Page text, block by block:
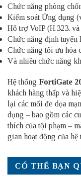
Chức năng phòng
Kiểm soát Ứng dụng
Hỗ trợ VoIP (H.323. và
Chức năng định tuyến
Chức năng tối ưu hóa
Và nhiều chức năng
Hệ thống FortiGate
khách hàng thấp và
lại các mối đe dọa
dụng – bao gồm các
thích của tội phạm –
gian hoạt động của hệ
CÓ THỂ BẠN